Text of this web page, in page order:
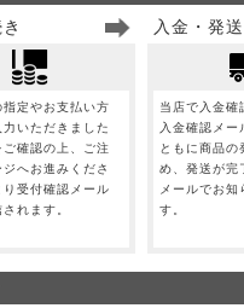
指定やお支払い方
いただきました
ご確認の上、ご注
へお進みくださ
り受付確認メール
れます。
入金・発送
当店で入金確
入金確認メー
ともに商品の
め、発送が完
メールでお知
す。